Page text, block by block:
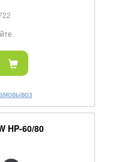
HP-60/80